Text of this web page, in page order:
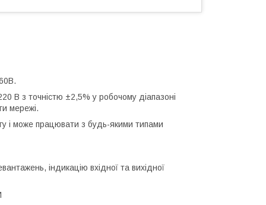
В з точністю ±2,5% у робочому діапазоні
мережі.
і може працювати з будь-якими типами
індикацію вхідної та вихідної